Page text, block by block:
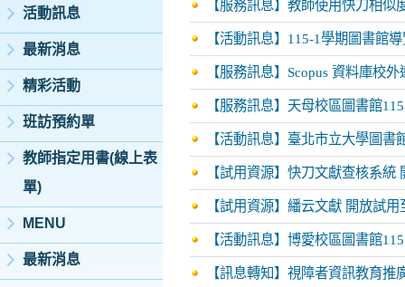
活動訊息
最新消息
精彩活動
班訪預約單
教師指定用書(線上表
單)
MENU
最新消息
【服務訊息】教師使用快刀相似
【活動訊息】115-1學期圖書館
【服務訊息】Scopus 資料庫校
【服務訊息】天母校區圖書館
【活動訊息】臺北市立大學圖
【試用資源】快刀文獻查核系統
【試用資源】繙云文獻 開放試用
【活動訊息】博愛校區圖書館
【訊息轉知】視障者資訊教育推